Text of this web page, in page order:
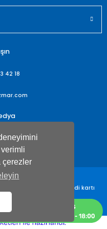
çerezler
42 18
Tüm hakları saklıdır. Kredi kartı
e-
ile